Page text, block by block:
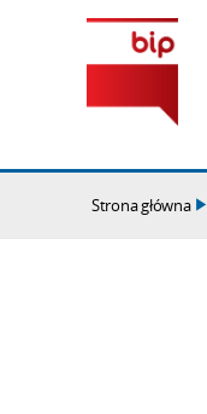
Strona główna